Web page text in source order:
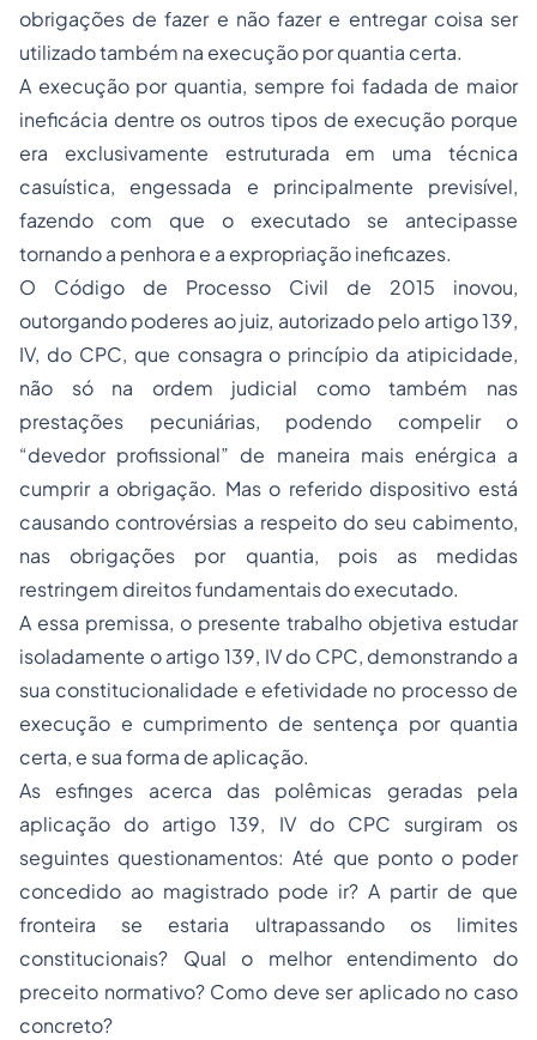
obrigações de fazer e não fazer e entregar coisa ser
utilizado também na execução por quantia certa.
A execução por quantia, sempre foi fadada de maior
ineficácia dentre os outros tipos de execução porque
era exclusivamente estruturada em uma técnica
casuística, engessada e principalmente previsível,
fazendo com que o executado se antecipasse
tornando a penhora e a expropriação ineficazes.
O Código de Processo Civil de 2015 inovou,
outorgando poderes ao juiz, autorizado pelo artigo 139,
IV, do CPC, que consagra o princípio da atipicidade,
não só na ordem judicial como também nas
prestações pecuniárias, podendo compelir o
“devedor profissional” de maneira mais enérgica a
cumprir a obrigação. Mas o referido dispositivo está
causando controvérsias a respeito do seu cabimento,
nas obrigações por quantia, pois as medidas
restringem direitos fundamentais do executado.
A essa premissa, o presente trabalho objetiva estudar
isoladamente o artigo 139, IV do CPC, demonstrando a
sua constitucionalidade e efetividade no processo de
execução e cumprimento de sentença por quantia
certa, e sua forma de aplicação.
As esfinges acerca das polêmicas geradas pela
aplicação do artigo 139, IV do CPC surgiram os
seguintes questionamentos: Até que ponto o poder
concedido ao magistrado pode ir? A partir de que
fronteira se estaria ultrapassando os limites
constitucionais? Qual o melhor entendimento do
preceito normativo? Como deve ser aplicado no caso
concreto?